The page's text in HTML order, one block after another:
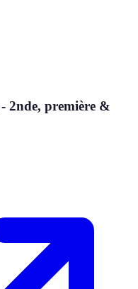
2nde, première &